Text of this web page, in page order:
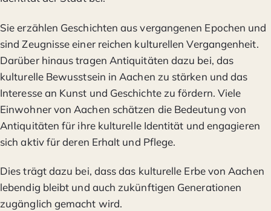
Sie erzählen Geschichten aus vergangenen Epochen und
sind Zeugnisse einer reichen kulturellen Vergangenheit.
Darüber hinaus tragen Antiquitäten dazu bei, das
kulturelle Bewusstsein in Aachen zu stärken und das
Interesse an Kunst und Geschichte zu fördern. Viele
Einwohner von Aachen schätzen die Bedeutung von
Antiquitäten für ihre kulturelle Identität und engagieren
sich aktiv für deren Erhalt und Pflege.
Dies trägt dazu bei, dass das kulturelle Erbe von Aachen
lebendig bleibt und auch zukünftigen Generationen
zugänglich gemacht wird.